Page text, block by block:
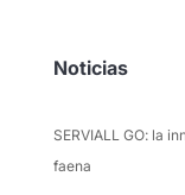
Noticias
SERVIALL GO: la
faena